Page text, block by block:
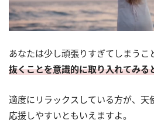
あなたは少し頑張りすぎてしまうこ
抜くことを意識的に取り入れてみる
適度にリラックスしている方が、天
応援しやすいともいえますよ。